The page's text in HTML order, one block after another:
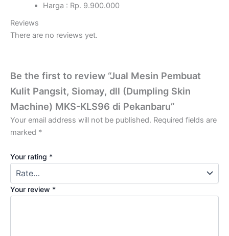
Harga : Rp. 9.900.000
Reviews
There are no reviews yet.
Be the first to review “Jual Mesin Pembuat
Kulit Pangsit, Siomay, dll (Dumpling Skin
Machine) MKS-KLS96 di Pekanbaru”
Your email address will not be published. Required fields are
marked *
Your rating *
Your review *